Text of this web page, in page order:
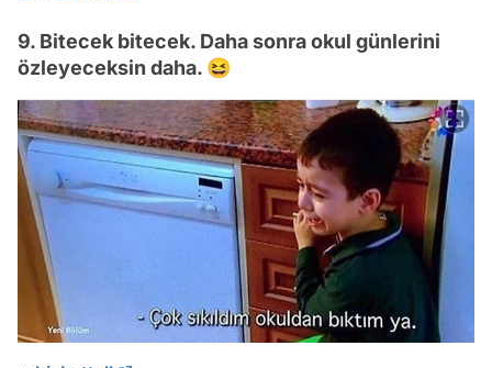
9. Bitecek bitecek. Daha sonra okul günlerini
özleyeceksin daha. 😆